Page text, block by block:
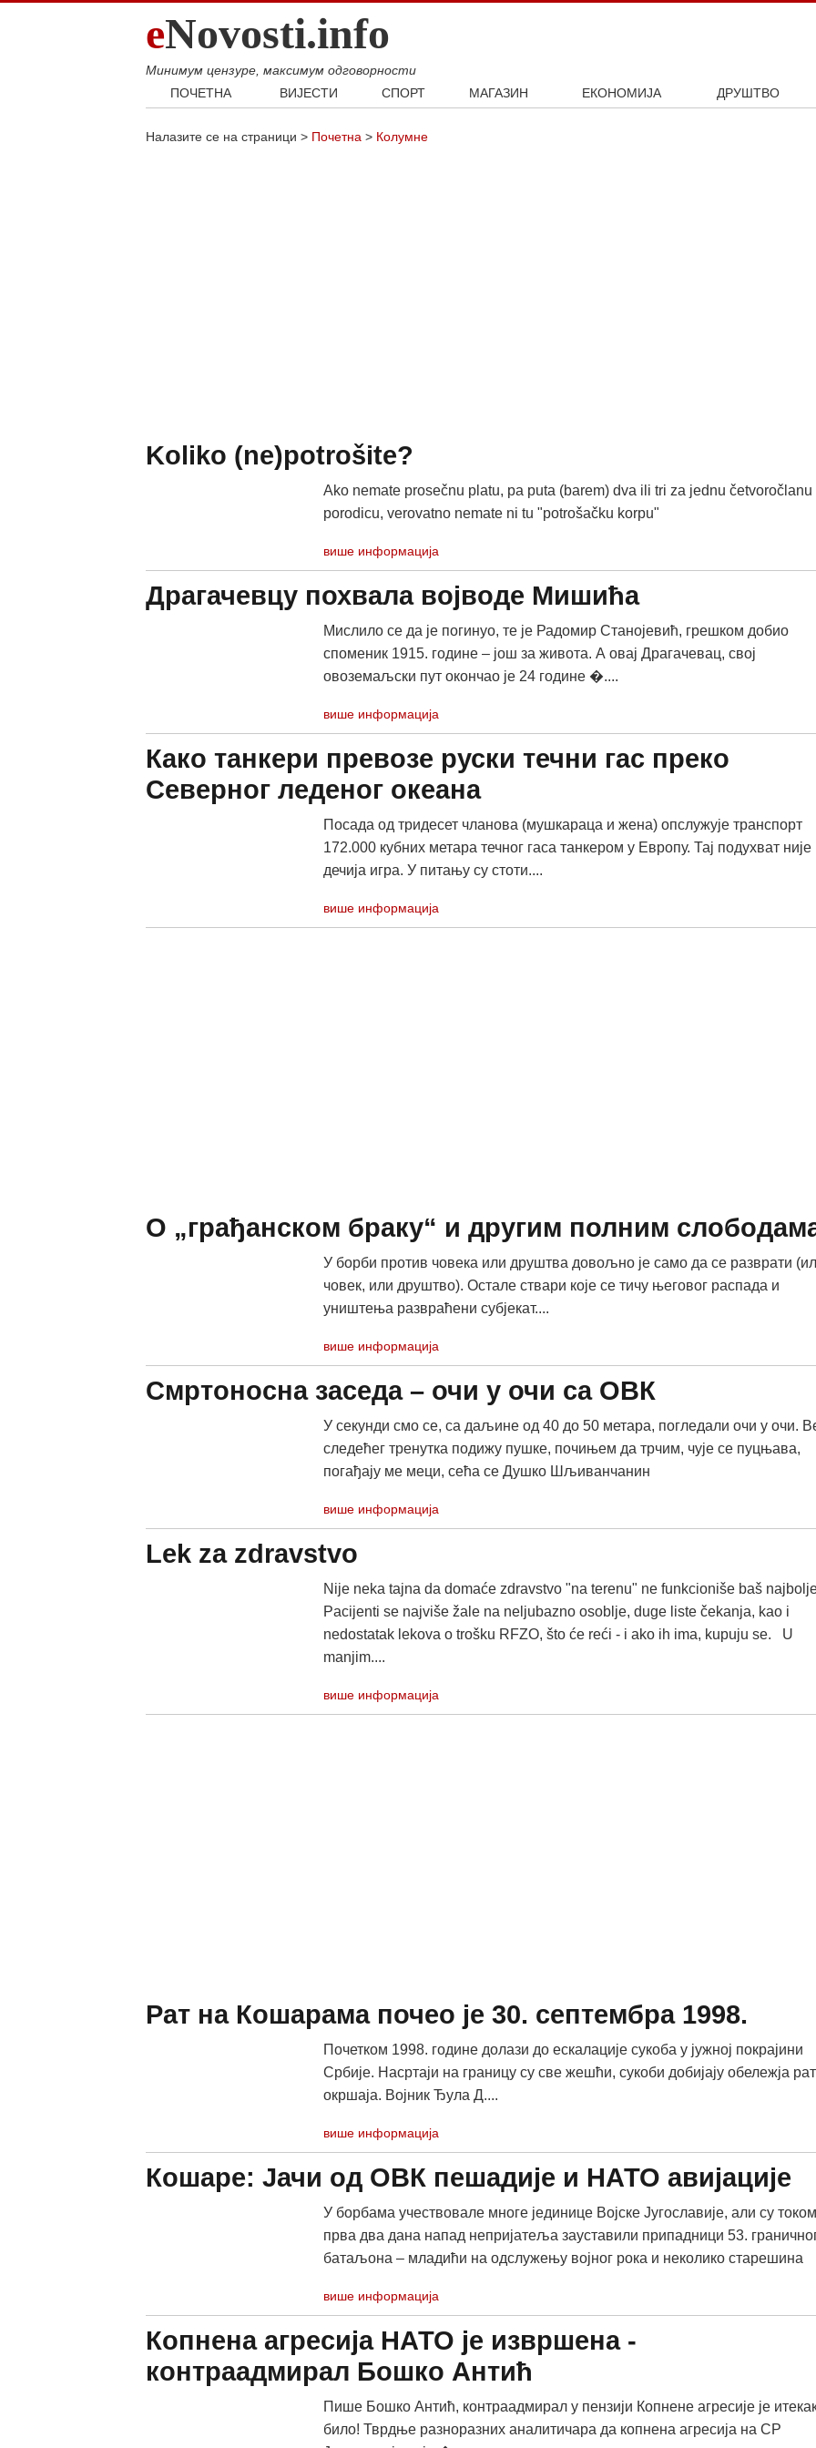
eNovosti.info
Минимум цензуре, максимум одговорности
ПОЧЕТНА
ВИЈЕСТИ
Балкан
СПОРТ
Кошарка
МАГАЗИН
ЕКОНОМИЈА
ДРУШТВО
Налазите се на страници > Почетна > Колумне
Koliko (ne)potrošite?
Ako nemate prosečnu platu, pa puta (barem) dva ili tri za jednu četvoročlanu
porodicu, verovatno nemate ni tu "potrošačku korpu"
више информација
Драгачевцу похвала војводе Мишића
Mислило се да је погинуо, те је Радомир Станојевић, грешком добио
споменик 1915. године – још за живота. А овај Драгачевац, свој
овоземаљски пут окончао је 24 године �....
више информација
Како танкери превозе руски течни гас преко
Северног леденог океана
Посада од тридесет чланова (мушкараца и жена) опслужује транспорт
172.000 кубних метара течног гаса танкером у Европу. Тај подухват није
дечија игра. У питању су стоти....
више информација
О „грађанском браку“ и другим полним
У борби против човека или друштва довољно је само да се разврати
човек, или друштво). Остале ствари које се тичу његовог распада и
уништења развраћени субјекат....
више информација
Смртоносна заседа – очи у очи са ОВК
У секунди смо се, са даљине од 40 до 50 метара, погледали очи у очи.
следећег тренутка подижу пушке, почињем да трчим, чује се пуцњава,
погађају ме меци, сећа се Душко Шљиванчанин
више информација
Lek za zdravstvo
Nije neka tajna da domaće zdravstvo "na terenu" ne funkcioniše baš
Pacijenti se najviše žale na neljubazno osoblje, duge liste čekanja, kao i
nedostatak lekova o trošku RFZO, što će reći - i ako ih ima, kupuju se. U
manjim....
више информација
Рат на Кошарама почео је 30. септембра 1998.
Почетком 1998. године долази до ескалације сукоба у јужној покрајини
Србије. Насртаји на границу су све жешћи, сукоби добијају обележја
окршаја. Војник Ђула Д....
више информација
Кошаре: Јачи од ОВК пешадије и НАТО авијације
У борбама учествовале многе јединице Војске Југославије, али су током
прва два дана напад непријатеља зауставили припадници 53.
батаљона – младићи на одслужењу војног рока и неколико старешина
више информација
Копнена агресија НАТО је извршена -
контраадмирал Бошко Антић
Пише Бошко Антић, контраадмирал у пензији Копнене агресије је
било! Тврдње разноразних аналитичара да копнена агресија на СР